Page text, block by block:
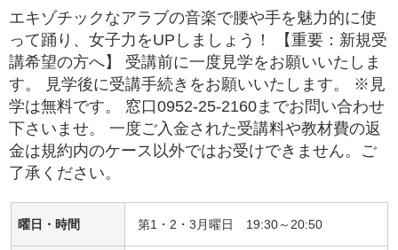
エキゾチックなアラブの音楽で腰や手を魅力的に使
って踊り、女子力をUPしましょう！ 【重要：新規受
講希望の方へ】 受講前に一度見学をお願いいたしま
す。 見学後に受講手続きをお願いいたします。 ※見
学は無料です。 窓口0952-25-2160までお問い合わせ
下さいませ。 一度ご入金された受講料や教材費の返
金は規約内のケース以外ではお受けできません。ご
了承ください。
曜日・時間 第1・2・3月曜日 19:30～20:50